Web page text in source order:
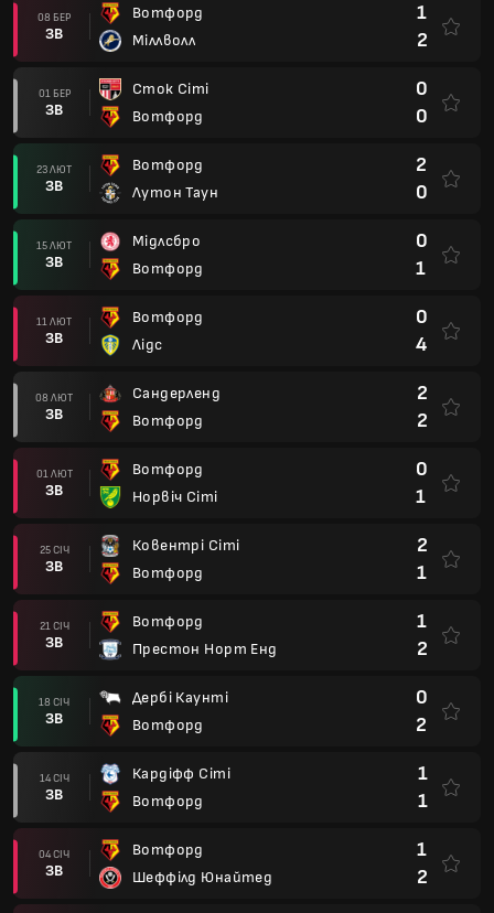
08 БЕР
ЗВ
Вотфорд
Міллволл
1
2
01 БЕР
ЗВ
Сток Сіті
Вотфорд
0
0
23 ЛЮТ
ЗВ
Вотфорд
Лутон Таун
2
0
15 ЛЮТ
ЗВ
Мідлсбро
Вотфорд
0
1
11 ЛЮТ
ЗВ
Вотфорд
Лідс
0
4
08 ЛЮТ
ЗВ
Сандерленд
Вотфорд
2
2
01 ЛЮТ
ЗВ
Вотфорд
Норвіч Сіті
0
1
25 СІЧ
ЗВ
Ковентрі Сіті
Вотфорд
2
1
21 СІЧ
ЗВ
Вотфорд
Престон Норт Енд
1
2
18 СІЧ
ЗВ
Дербі Каунті
Вотфорд
0
2
14 СІЧ
ЗВ
Кардіфф Сіті
Вотфорд
1
1
04 СІЧ
ЗВ
Вотфорд
Шеффілд Юнайтед
1
2